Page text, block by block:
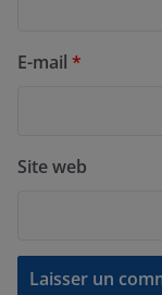
E-mail *
Site web